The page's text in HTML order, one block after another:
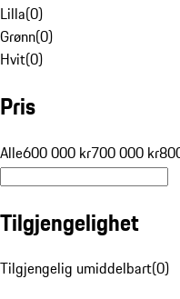
Lilla(0)
Grønn(0)
Hvit(0)
Pris
Alle600 000 kr700 000 kr
Tilgjengelighet
Tilgjengelig umiddelbart(0)